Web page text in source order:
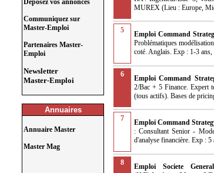
Déposez vos annonces
Communiquez sur
Master-Emploi
Partenaires Master-
Emploi
Newsletter
Master-Emploi
Annuaires
Annuaire Master
Master Mag
MUREX (Lieu : Europe,
5 Emploi Command
Problématiques
coté. Anglais. Exp : 1-3
6 Emploi Command
2/Bac + 5 Finance. Expert
(tous actifs). Bases de
7
Emploi Command
: Consultant Senior -
d'analyse financière. Exp :
8 Emploi Societe